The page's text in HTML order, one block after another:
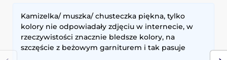
Kamizelka/ muszka/ chusteczka piękna, tylko
kolory nie odpowiadały zdjęciu w internecie, w
rzeczywistości znacznie bledsze kolory, na
szczęście z beżowym garniturem i tak pasuje